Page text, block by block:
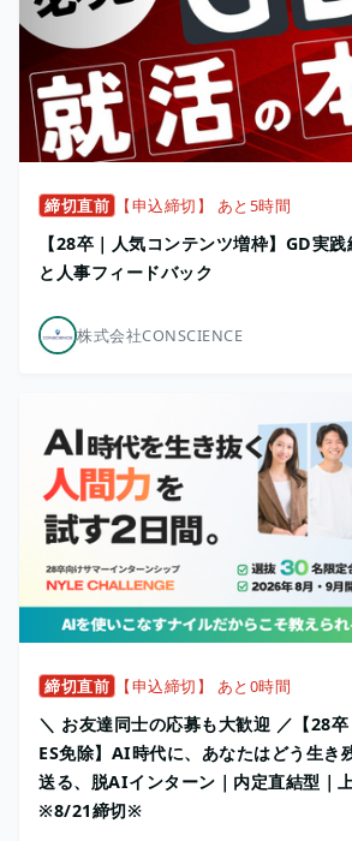
締切直前 【申込締切】 あと5時間
【28卒｜人気コンテンツ増枠】GD実
と人事フィードバック
株式会社CONSCIENCE
締切直前 【申込締切】 あと0時間
＼ お友達同士の応募も大歓迎 ／【28卒
ES免除】AI時代に、あなたはどう生き
送る、脱AIインターン｜内定直結型｜
※8/21締切※